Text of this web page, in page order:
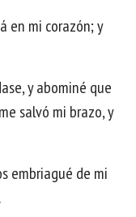
en mi corazón; y
y abominé que
salvó mi brazo, y
embriagué de mi